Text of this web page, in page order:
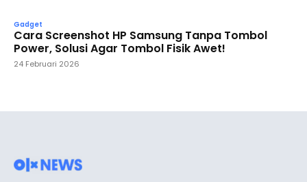
Gadget
Cara Screenshot HP Samsung Tanpa Tombol
Power, Solusi Agar Tombol Fisik Awet!
24 Februari 2026